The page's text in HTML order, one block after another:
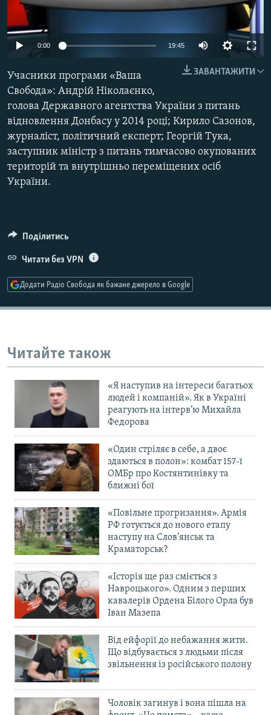
КИТАЙ.ВИКЛИКИ
МУЛЬТИМЕДІА
СПЕЦПРОЄКТИ
ПОДКАСТИ
КРИМ РЕАЛІЇ
РУС
УКР
КТАТ
Усі сайти RFE/RL
0:00 19:45
ЗАВАНТАЖИТИ
Учасники програми «Ваша
Свобода»: Андрій Ніколаєнко,
голова Державного агентства України з питань
відновлення Донбасу у 2014 році; Кирило Сазонов,
журналіст, політичний експерт; Георгій Тука,
заступник міністр з питань тимчасово окупованих
територій та внутрішньо переміщених осіб
України.
Поділитись
Читати без VPN
Додати Радіо Свобода як бажане джерело в Google
Читайте також
«Я наступив на інтереси багатьох
людей і компаній». Як в Україні
реагують на інтерв’ю Михайла
Федорова
«Один стріляє в себе, а двоє
здаються в полон»: комбат 157-ї
ОМБр про Костянтинівку та
ближні бої
«Повільне прогризання». Армія
РФ готується до нового етапу
наступу на Слов’янськ та
Краматорськ?
«Історія ще раз сміється з
Навроцького». Одним з перших
кавалерів Ордена Білого Орла був
Іван Мазепа
Від ейфорії до небажання жити.
Що відбувається з людьми після
звільнення із російського полону
Чоловік загинув і вона пішла на